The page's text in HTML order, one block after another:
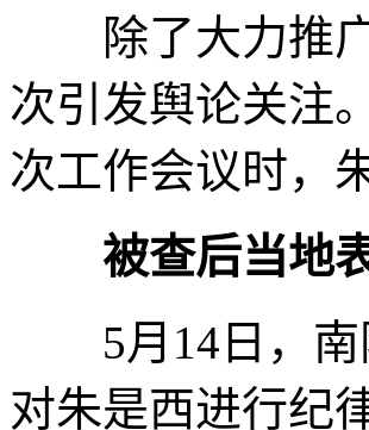
除了大力推广
次引发舆论关注
次工作会议时，
被查后当地
5月14日，南
对朱是西进行纪